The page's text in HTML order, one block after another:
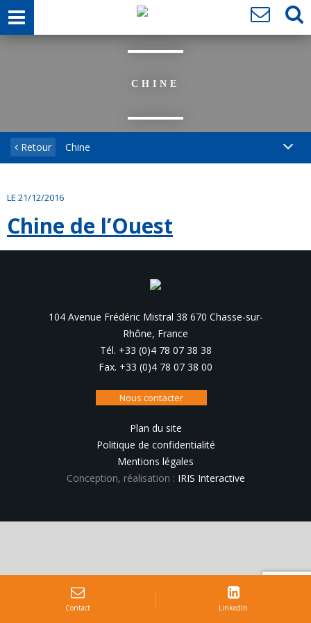
CHINE
Retour Chine
LE 21/12/2016
Chine de l’Ouest
104 Avenue Frédéric Mistral 38 670 Chasse-sur-
Rhône, France
Tél. +33 (0)4 78 07 38 38
Fax. +33 (0)4 78 07 38 00
Nous contacter
Plan du site
Politique de confidentialité
Mentions légales
Conception, réalisation : IRIS Interactive
Contact LinkedIn